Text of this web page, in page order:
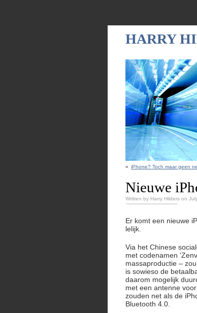
HARRY
« iPhone? Toch maar geen
Nieuwe
Written by Harry Hilders on
Er komt een nieuwe
lelijk.
Via het Chinese
met codenamen
massaproductie –
is sowieso de
daarom mogelijk
met een antenne
zouden net als de
Bluetooth 4.0.